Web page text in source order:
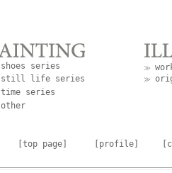
[top page] [profile]
≫
≫
other
time series
still life series
shoes series